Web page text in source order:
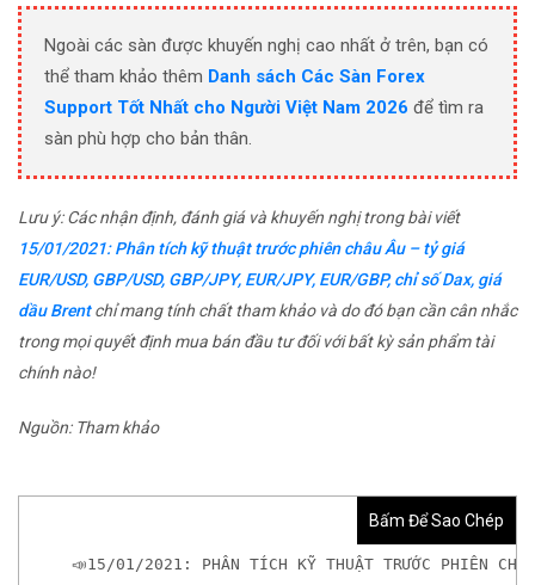
Ngoài các sàn được khuyến nghị cao nhất ở trên, bạn có
thể tham khảo thêm Danh sách Các Sàn Forex
Support Tốt Nhất cho Người Việt Nam 2026 để tìm ra
sàn phù hợp cho bản thân.
Lưu ý: Các nhận định, đánh giá và khuyến nghị trong bài viết
15/01/2021: Phân tích kỹ thuật trước phiên châu Âu – tỷ giá
EUR/USD, GBP/USD, GBP/JPY, EUR/JPY, EUR/GBP, chỉ số Dax, giá
dầu Brentchỉ mang tính chất tham khảo và do đó bạn cần cân nhắc
trong mọi quyết định mua bán đầu tư đối với bất kỳ sản phẩm tài
chính nào!
Nguồn: Tham khảo
Bấm Để Sao Chép
📣15/01/2021: PHÂN TÍCH KỸ THUẬT TRƯỚC PHIÊN